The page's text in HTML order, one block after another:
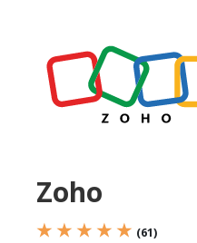
Zoho
★ ★ ★ ★ ★ (61)